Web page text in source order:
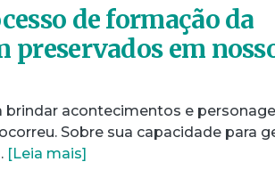
de formação da
preservados em
brindar acontecimentos e
Sobre sua capacidade para
[Leia mais]